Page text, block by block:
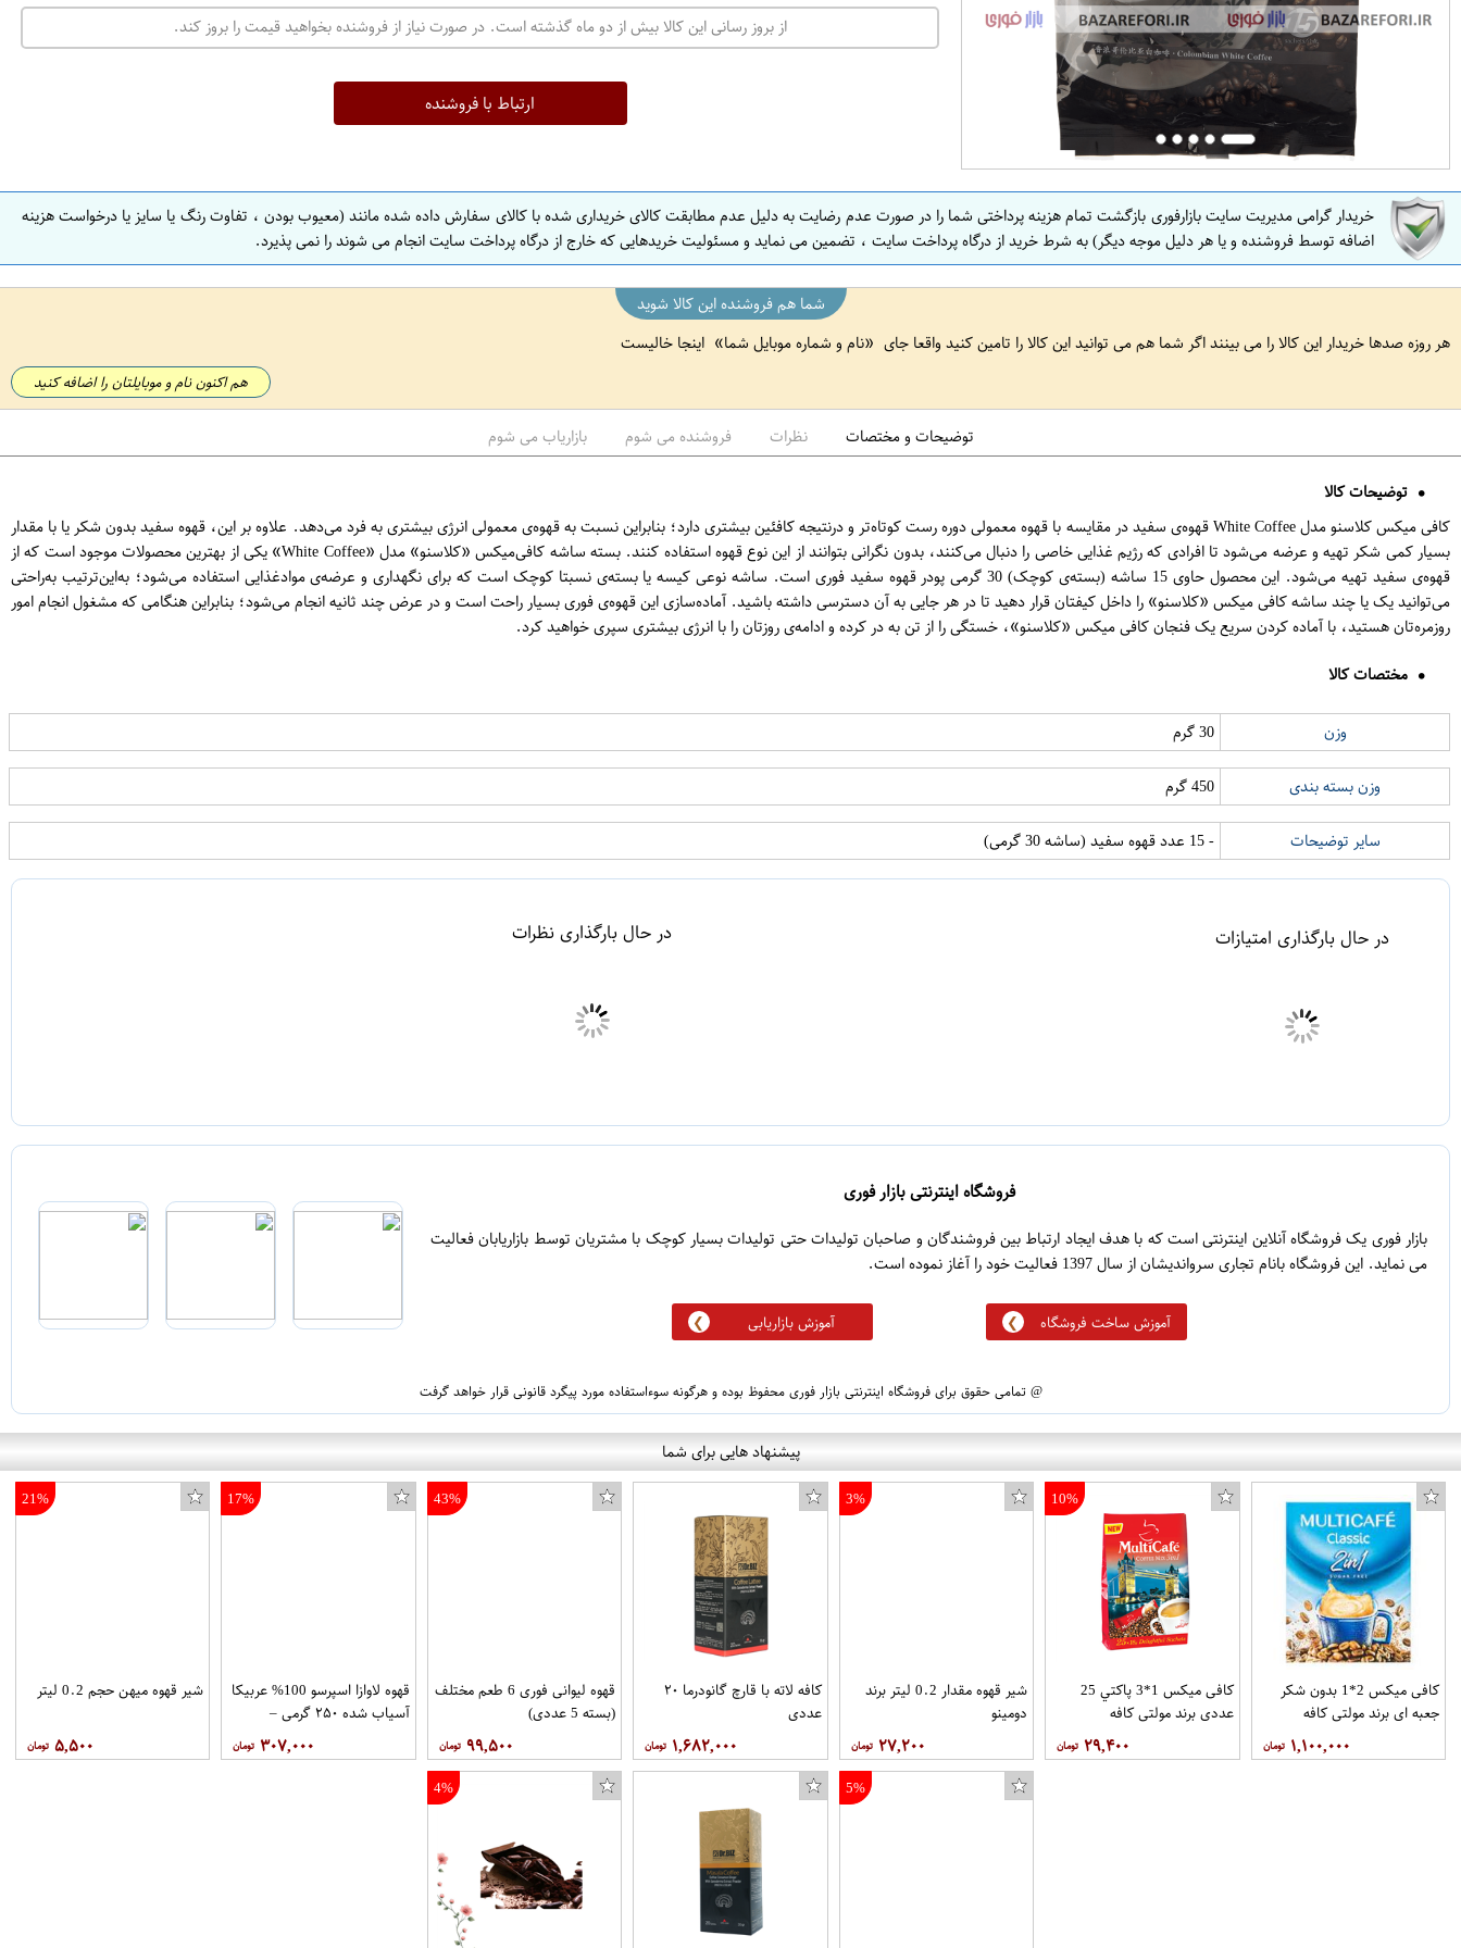
ت
ه
ن
ص
ف
ه
ا
ف
از بروز رسانی این کالا بیش از دو ماه گذشته است. در صورت نیاز از فروشنده بخواهید قیمت را بروز کند.
ارتباط با فروشنده
خریدار گرامی مدیریت سایت بازارفوری بازگشت تمام هزینه پرداختی شما را در صورت عدم رضایت به دلیل عدم مطابقت کالای خریداری شده با کالای سفارش داده شده مانند (معیوب بودن ، تفاوت رنگ یا سایز یا درخواست هزینه
اضافه توسط فروشنده و یا هر دلیل موجه دیگر) به شرط خرید از درگاه پرداخت سایت ، تضمین می نماید و مسئولیت خریدهایی که خارج از درگاه پرداخت سایت انجام می شوند را نمی پذیرد.
شما هم فروشنده این کالا شوید
هر روزه صدها خریدار این کالا را می بینند اگر شما هم می توانید این کالا را تامین کنید واقعا جای
نام و شماره موبایل شما اینجا خالیست
هم اکنون نام و موبایلتان را اضافه کنید
توضیحات و مختصات نظرات فروشنده می شوم بازاریاب می شوم
توضیحات کالا
کافی میکس کلاسنو مدل White Coffee قهوه‌ی سفید در مقایسه با قهوه معمولی دوره رست کوتاه‌تر و درنتیجه کافئین بیشتری دارد؛ بنابراین نسبت به قهوه‌ی معمولی انرژی بیشتری به فرد می‌دهد. علاوه بر این، قهوه سفید بدون شکر یا با مقدار
بسیار کمی شکر تهیه و عرضه می‌شود تا افرادی که رژیم غذایی خاصی را دنبال می‌کنند، بدون نگرانی بتوانند از این نوع قهوه استفاده کنند. بسته ساشه کافی‌میکس «کلاسنو» مدل «White Coffee» یکی از بهترین محصولات موجود است که از
قهوه‌ی سفید تهیه می‌شود. این محصول حاوی 15 ساشه (بسته‌ی کوچک) 30 گرمی پودر قهوه سفید فوری است. ساشه نوعی کیسه یا بسته‌ی نسبتا کوچک است که برای نگهداری و عرضه‌ی موادغذایی استفاده می‌شود؛ به‌این‌ترتیب به‌راحتی
می‌توانید یک یا چند ساشه کافی میکس «کلاسنو» را داخل کیفتان قرار دهید تا در هر جایی به آن دسترسی داشته باشید. آماده‌سازی این قهوه‌ی فوری بسیار راحت است و در عرض چند ثانیه انجام می‌شود؛ بنابراین هنگامی که مشغول انجام امور
روزمره‌تان هستید، با آماده کردن سریع یک فنجان کافی میکس «کلاسنو»، خستگی را از تن به در کرده و ادامه‌ی روزتان را با انرژی بیشتری سپری خواهید کرد.
مختصات کالا
وزن 30 گرم
وزن بسته بندی 450 گرم
سایر توضیحات - 15 عدد قهوه سفید (ساشه 30 گرمی)
در حال بارگذاری امتیازات در حال بارگذاری نظرات
فروشگاه اینترنتی بازار فوری
بازار فوری یک فروشگاه آنلاین اینترنتی است که با هدف ایجاد ارتباط بین فروشندگان و صاحبان تولیدات حتی تولیدات بسیار کوچک با مشتریان توسط بازاریابان فعالیت
می نماید. این فروشگاه بانام تجاری سرواندیشان از سال 1397 فعالیت خود را آغاز نموده است.
آموزش ساخت فروشگاه آموزش بازاریابی
@ تمامی حقوق برای فروشگاه اینترنتی بازار فوری محفوظ بوده و هرگونه سوءاستفاده مورد پیگرد قانونی قرار خواهد گرفت
پیشنهاد هایی برای شما
کافی میکس 2*1 بدون شکر
جعبه اي برند مولتی کافه
۱,۱۰۰,۰۰۰
10%
کافی میکس 1*3 پاکتي 25
عددي برند مولتی کافه
۲۹,۴۰۰
3%
شیر قهوه مقدار 0.2 لیتر برند
دومینو
۲۷,۲۰۰
کافه لاته با قارچ گانودرما ۲۰
عددی
۱,۶۸۲,۰۰۰
43%
قهوه لیوانی فوری 6 طعم مختلف
(بسته 5 عددی)
۹۹,۵۰۰
17%
قهوه لاوازا اسپرسو 100% عربیکا
آسیاب شده ۲۵۰ گرمی –
۳۰۷,۰۰۰
21%
شیر قهوه میهن حجم 0.2 لیتر
۵,۵۰۰
5%
4%